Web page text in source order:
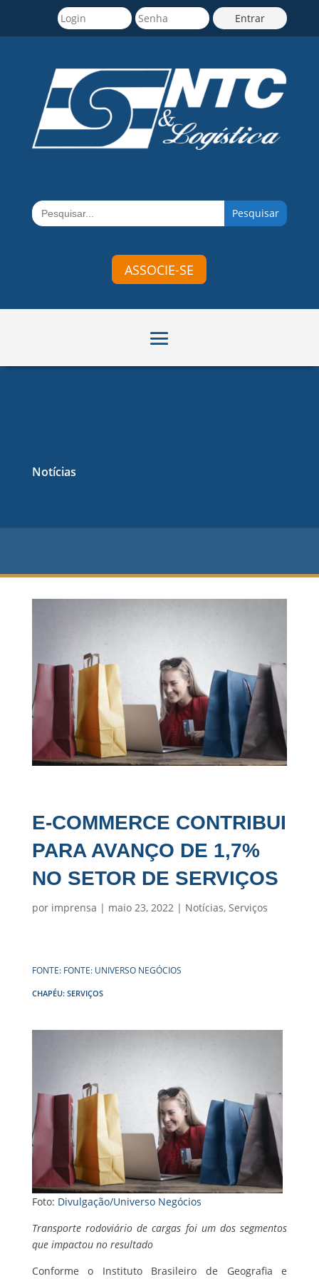
Search
for:
ASSOCIE-SE
Notícias
E-COMMERCE CONTRIBUI
PARA AVANÇO DE 1,7%
NO SETOR DE SERVIÇOS
por imprensa | maio 23, 2022 | Notícias, Serviços
FONTE: FONTE: UNIVERSO NEGÓCIOS
CHAPÉU: SERVIÇOS
Foto: Divulgação/Universo Negócios
Transporte rodoviário de cargas foi um dos segmentos
que impactou no resultado
Conforme o Instituto Brasileiro de Geografia e